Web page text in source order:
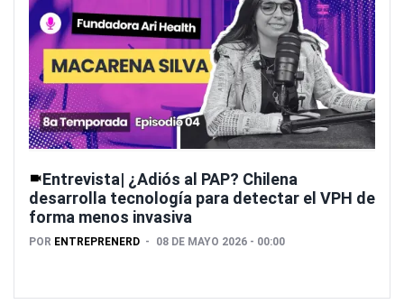
Entrevista| ¿Adiós al PAP? Chilena
desarrolla tecnología para detectar el VPH de
forma menos invasiva
POR ENTREPRENERD 08 DE MAYO 2026 - 00:00